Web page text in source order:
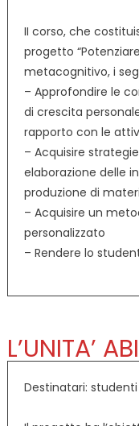
II corso, che
progetto
metacognitivo, i
– Approfondire le
di crescita
rapporto con le
– Acquisire
elaborazione delle
produzione di
– Acquisire un
personalizzato
– Rendere lo
L’UNITA’
Destinatari: